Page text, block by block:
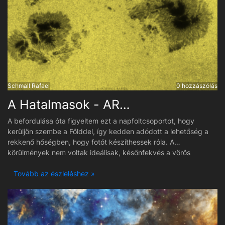
Schmall Rafael 0 hozzászólás
A Hatalmasok - AR4478-es napfoltcsoport
A befordulása óta figyeltem ezt a napfoltcsoportot, hogy
kerüljön szembe a Földdel, így kedden adódott a lehetőség a
rekkenő hőségben, hogy fotót készíthessek róla. A
körülmények nem voltak ideálisak, későnfekvés a vörös
derült ki, hogy tulajdonképpen élénk szél fúj és nem elég, hogy
sugárzás miatt. Noha a napszúrást megúsztam, de a
feldolgozással rendesen megszenvedtem. Előszöris a
foltcsoport EGYIKE SE fért bele a látómezőbe, másodszor meg
Tovább az észleléshez »